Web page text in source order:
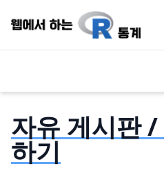
자유 게시판
하기